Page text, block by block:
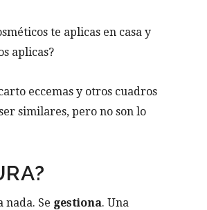
te aplicas en casa y
aplicas?
eccemas y otros cuadros
similares, pero no son lo
nada. Se gestiona. Una